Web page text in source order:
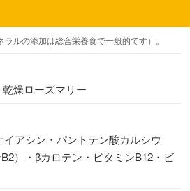
ルの添加は総合栄養食で一般的です）。
燥ローズマリー
アシン・パントテン酸カルシウ
）・βカロテン・ビタミンB12・ビ